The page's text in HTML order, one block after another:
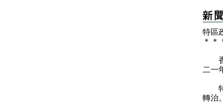
特區
＊
＊
香
二一
特
轉治